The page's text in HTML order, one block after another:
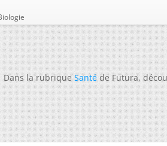
Dans la rubriqueSantéde Futura,